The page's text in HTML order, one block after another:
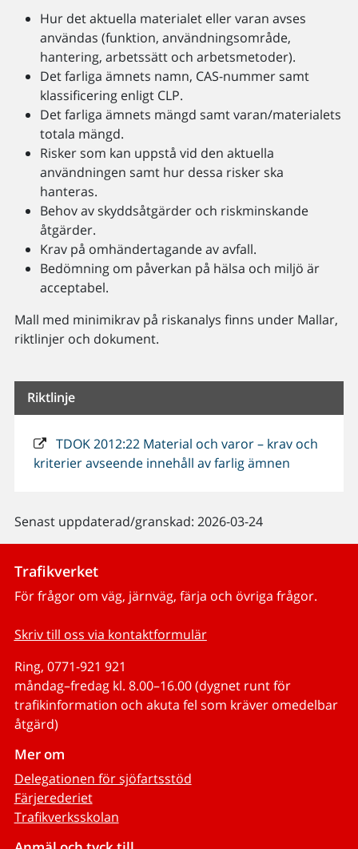
Hur det aktuella materialet eller varan avses
användas (funktion, användningsområde,
hantering, arbetssätt och arbetsmetoder).
Det farliga ämnets namn, CAS-nummer samt
klassificering enligt CLP.
Det farliga ämnets mängd samt varan/materialets
totala mängd.
Risker som kan uppstå vid den aktuella
användningen samt hur dessa risker ska
hanteras.
Behov av skyddsåtgärder och riskminskande
åtgärder.
Krav på omhändertagande av avfall.
Bedömning om påverkan på hälsa och miljö är
acceptabel.
Mall med minimikrav på riskanalys finns under Mallar,
riktlinjer och dokument.
Riktlinje
TDOK 2012:22 Material och varor – krav och
kriterier avseende innehåll av farlig ämnen
Senast uppdaterad/granskad: 2026-03-24
Trafikverket
För frågor om väg, järnväg, färja och övriga frågor.
Skriv till oss via kontaktformulär
Ring, 0771-921 921
måndag–fredag kl. 8.00–16.00 (dygnet runt för
trafikinformation och akuta fel som kräver omedelbar
åtgärd)
Mer om
Delegationen för sjöfartsstöd
Färjerederiet
Trafikverksskolan